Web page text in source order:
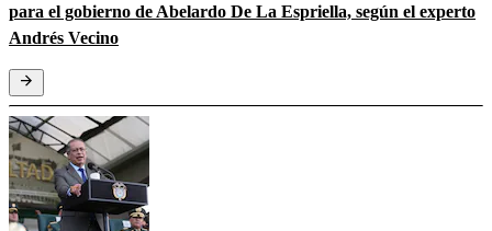
para el gobierno de Abelardo De La Espriella, según el experto
Andrés Vecino